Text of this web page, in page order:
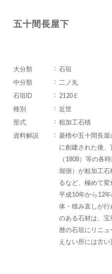
五十間長屋下
大分類
石垣
中分類
二ノ丸
石垣ID
2120Ｅ
種別
近世
形式
粗加工石積
資料解説
菱櫓や五十間長
に創建された後
（1808）等の各
堀側）が粗加工
るなど、極めて変
平成10年から12
体・積み直しが
のある石材は、
暦の石垣にリニ
えない所には古い